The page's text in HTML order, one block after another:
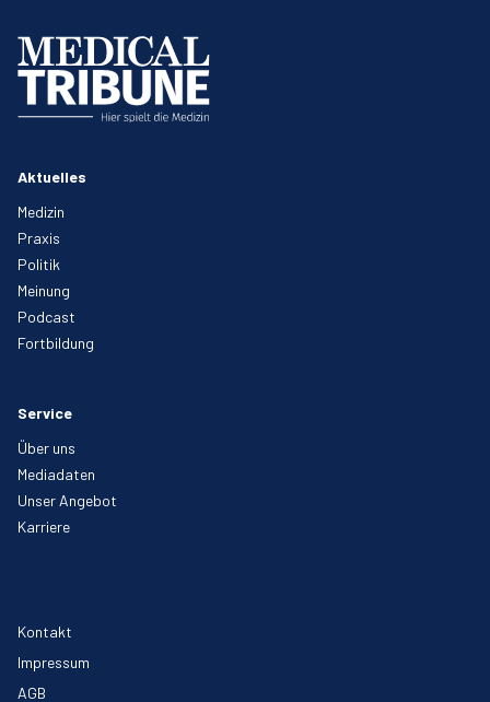
Aktuelles
Medizin
Praxis
Politik
Meinung
Podcast
Fortbildung
Service
Über uns
Mediadaten
Unser Angebot
Karriere
Kontakt
Impressum
AGB